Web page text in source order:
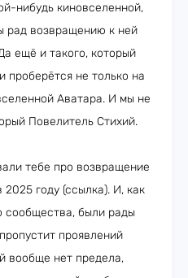
нибудь киновселенной,
рад возвращению к ней
ещё и такого, который
проберётся не только на
Аватара. И мы не
Повелитель Стихий.
тебе про возвращение
году (ссылка). И, как
сообщества, были рады
проявлений
вообще нет предела,